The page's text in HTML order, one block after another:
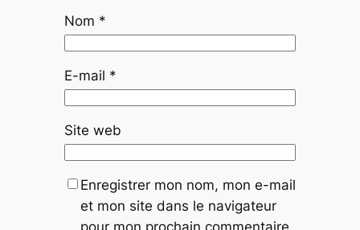
Nom *
E-mail *
Site web
Enregistrer mon nom, mon e-mail
et mon site dans le navigateur